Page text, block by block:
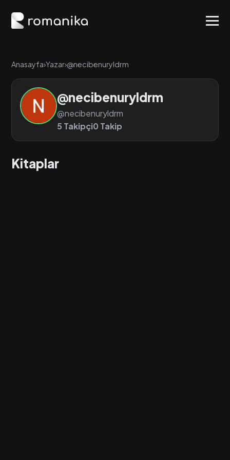
Anasayfa›Yazar›@necibenuryldrm
@necibenuryldrm
@necibenuryldrm
5 Takipçi0 Takip
Kitaplar